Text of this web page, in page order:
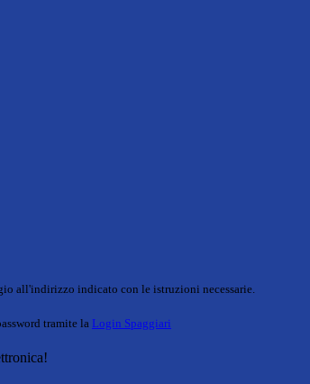
all'indirizzo indicato con le istruzioni necessarie.
tramite la Login Spaggiari